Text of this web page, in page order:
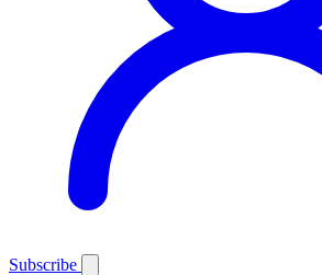
Subscribe